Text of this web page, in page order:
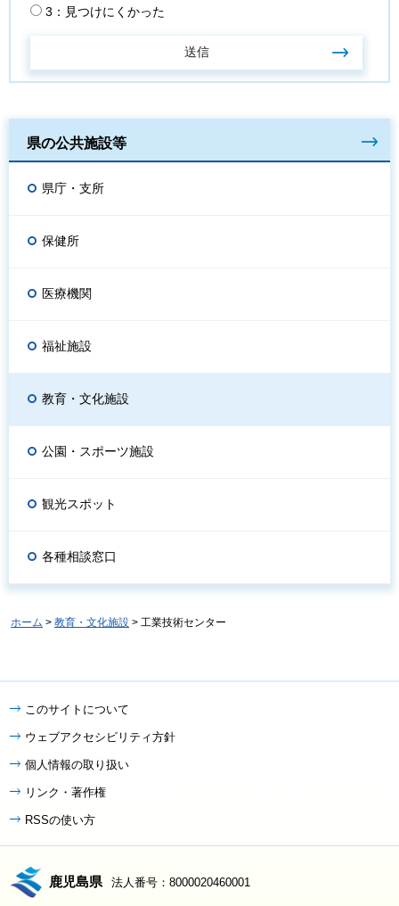
3：見つけにくかった
県の公共施設等
県庁・支所
保健所
医療機関
福祉施設
教育・文化施設
公園・スポーツ施設
観光スポット
各種相談窓口
ホーム > 教育・文化施設 > 工業技術センター
このサイトについて
ウェブアクセシビリティ方針
個人情報の取り扱い
リンク・著作権
RSSの使い方
鹿児島県 法人番号：8000020460001